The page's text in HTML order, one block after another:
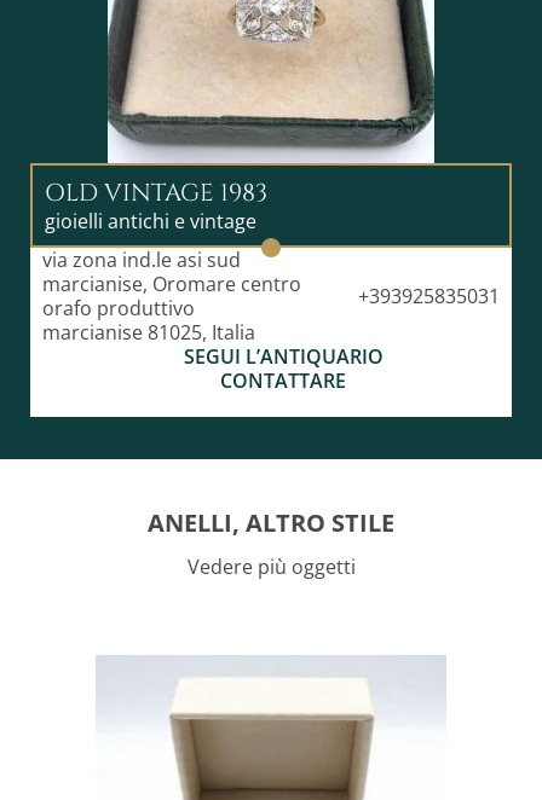
OLD VINTAGE 1983
gioielli antichi e vintage
via zona ind.le asi sud
marcianise, Oromare centro
orafo produttivo
marcianise 81025, Italia
+393925835031
SEGUI L’ANTIQUARIO
CONTATTARE
ANELLI, ALTRO STILE
Vedere più oggetti